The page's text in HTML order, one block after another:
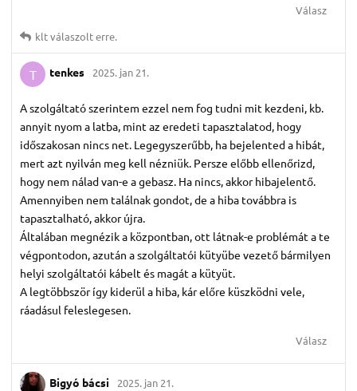
Válasz
kltválaszolt erre.
T tenkes 2025. jan 21.
A szolgáltató szerintem ezzel nem fog tudni mit kezdeni, kb.
annyit nyom a latba, mint az eredeti tapasztalatod, hogy
időszakosan nincs net. Legegyszerűbb, ha bejelented a hibát,
mert azt nyilván meg kell nézniük. Persze előbb ellenőrizd,
hogy nem nálad van-e a gebasz. Ha nincs, akkor hibajelentő.
Amennyiben nem találnak gondot, de a hiba továbbra is
tapasztalható, akkor újra.
Általában megnézik a központban, ott látnak-e problémát a te
végpontodon, azután a szolgáltatói kütyübe vezető bármilyen
helyi szolgáltatói kábelt és magát a kütyüt.
A legtöbbször így kiderül a hiba, kár előre küszködni vele,
ráadásul feleslegesen.
Válasz
Bigyó bácsi 2025. jan 21.